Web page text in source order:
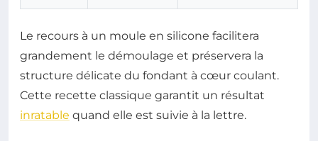
Le recours à un moule en silicone facilitera
grandement le démoulage et préservera la
structure délicate du fondant à cœur coulant.
Cette recette classique garantit un résultat
inratable quand elle est suivie à la lettre.